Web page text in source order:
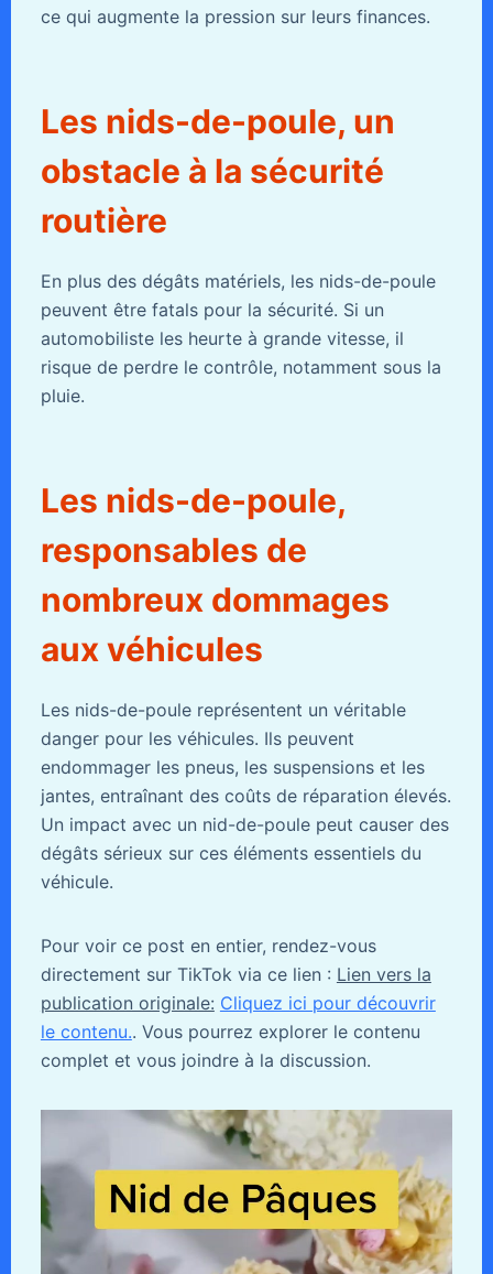
ce qui augmente la pression sur leurs finances.
Les nids-de-poule, un
obstacle à la sécurité
routière
En plus des dégâts matériels, les nids-de-poule
peuvent être fatals pour la sécurité. Si un
automobiliste les heurte à grande vitesse, il
risque de perdre le contrôle, notamment sous la
pluie.
Les nids-de-poule,
responsables de
nombreux dommages
aux véhicules
Les nids-de-poule représentent un véritable
danger pour les véhicules. Ils peuvent
endommager les pneus, les suspensions et les
jantes, entraînant des coûts de réparation élevés.
Un impact avec un nid-de-poule peut causer des
dégâts sérieux sur ces éléments essentiels du
véhicule.
Pour voir ce post en entier, rendez-vous
directement sur TikTok via ce lien : Lien vers la
publication originale: Cliquez ici pour découvrir
le contenu.. Vous pourrez explorer le contenu
complet et vous joindre à la discussion.